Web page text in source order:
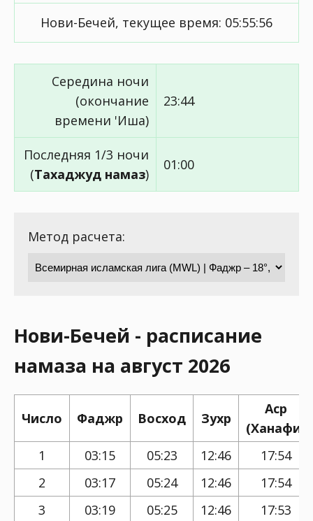
Нови-Бечей, текущее время: 05:55:56
Середина ночи
(окончание
времени 'Иша)
23:44
Последняя 1/3 ночи
(Тахаджуд намаз)
01:00
Метод расчета:
Нови-Бечей - расписание
намаза на август 2026
Число Фаджр Восход Зухр
Аср
(Ханафи)
1
03:15 05:23 12:46
17:54
2
03:17 05:24 12:46
17:54
3
03:19 05:25 12:46
17:53